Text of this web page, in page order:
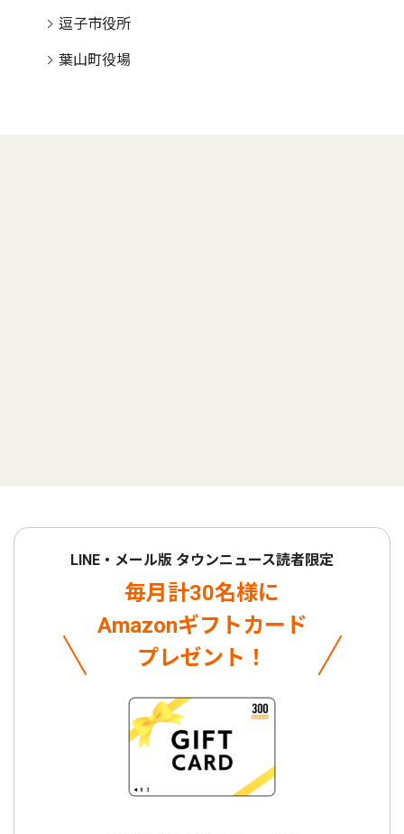
逗子市役所
葉山町役場
LINE・メール版 タウンニュース読者限定
毎月計30名様に
Amazonギフトカード
プレゼント！